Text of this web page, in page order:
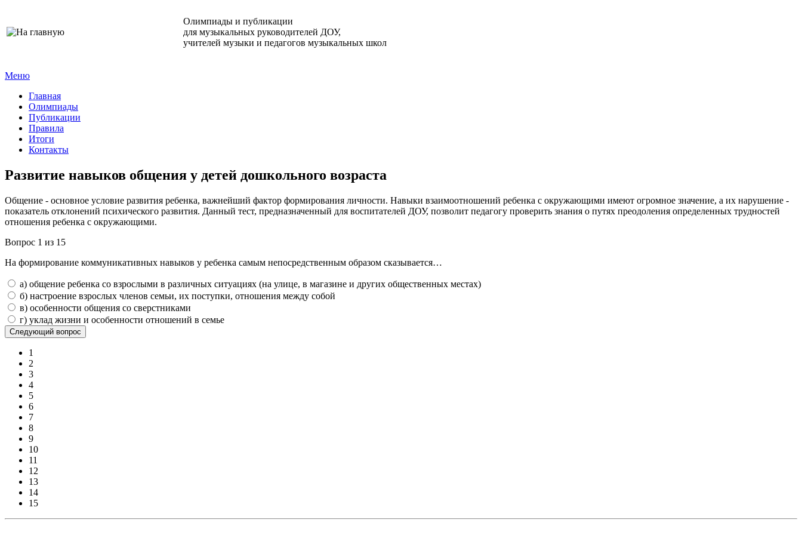
Олимпиады и публикации
для музыкальных руководителей ДОУ,
учителей музыки и педагогов музыкальных школ
Меню
Главная
Олимпиады
Публикации
Правила
Итоги
Контакты
Развитие навыков общения у детей дошкольного возраста
Общение - основное условие развития ребенка, важнейший фактор формирования личности. Навыки взаимоотношений ребенка с окружающими имеют огромное значение, а их нарушение -
показатель отклонений психического развития. Данный тест, предназначенный для воспитателей ДОУ, позволит педагогу проверить знания о путях преодоления определенных трудностей
отношения ребенка с окружающими.
Вопрос 1 из 15
На формирование коммуникативных навыков у ребенка самым непосредственным образом сказывается…
а) общение ребенка со взрослыми в различных ситуациях (на улице, в магазине и других общественных местах)
б) настроение взрослых членов семьи, их поступки, отношения между собой
в) особенности общения со сверстниками
г) уклад жизни и особенности отношений в семье
1
2
3
4
5
6
7
8
9
10
11
12
13
14
15